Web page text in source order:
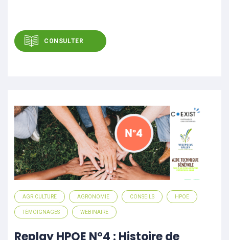
CONSULTER
AGRICULTURE AGRONOMIE CONSEILS HPOE
TÉMOIGNAGES WEBINAIRE
Replay HPOE N°4 : Histoire de